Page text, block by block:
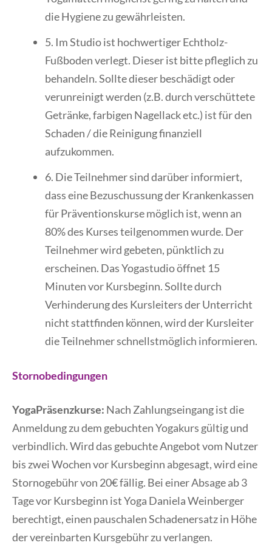
die Hygiene zu gewährleisten.
5. Im Studio ist hochwertiger Echtholz-
Fußboden verlegt. Dieser ist bitte pfleglich zu
behandeln. Sollte dieser beschädigt oder
verunreinigt werden (z.B. durch verschüttete
Getränke, farbigen Nagellack etc.) ist für den
Schaden / die Reinigung finanziell
aufzukommen.
6. Die Teilnehmer sind darüber informiert,
dass eine Bezuschussung der Krankenkassen
für Präventionskurse möglich ist, wenn an
80% des Kurses teilgenommen wurde. Der
Teilnehmer wird gebeten, pünktlich zu
erscheinen. Das Yogastudio öffnet 15
Minuten vor Kursbeginn. Sollte durch
Verhinderung des Kursleiters der Unterricht
nicht stattfinden können, wird der Kursleiter
die Teilnehmer schnellstmöglich informieren.
Stornobedingungen
YogaPräsenzkurse: Nach Zahlungseingang ist die
Anmeldung zu dem gebuchten Yogakurs gültig und
verbindlich. Wird das gebuchte Angebot vom Nutzer
bis zwei Wochen vor Kursbeginn abgesagt, wird eine
Stornogebühr von 20€ fällig. Bei einer Absage ab 3
Tage vor Kursbeginn ist Yoga Daniela Weinberger
berechtigt, einen pauschalen Schadenersatz in Höhe
der vereinbarten Kursgebühr zu verlangen.